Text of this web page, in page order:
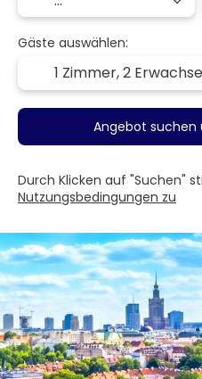
Gäste auswählen:
1 Zimmer,2
Angebot suchen
Durch Klicken auf "Suchen"
Nutzungsbedingungen zu